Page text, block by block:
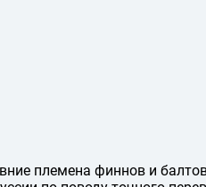
племена финнов и